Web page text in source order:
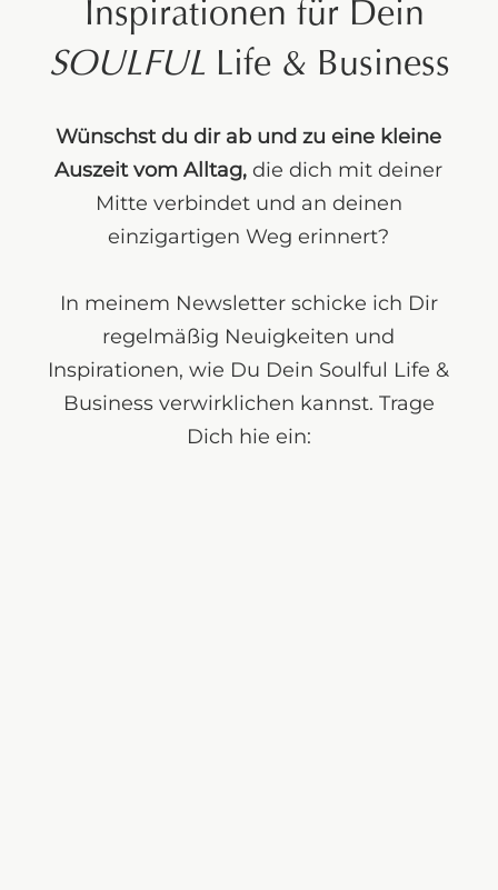
Wünschst du dir ab und zu eine kleine
Auszeit vom Alltag,die dich mit deiner
Mitte verbindet und an deinen
einzigartigen Weg erinnert?
In meinem Newsletter schicke ich Dir
regelmäßig Neuigkeiten und
Inspirationen, wie Du Dein Soulful Life &
Business verwirklichen kannst. Trage
Dich hie ein:
Inspirationen für Dein
SOULFUL Life & Business